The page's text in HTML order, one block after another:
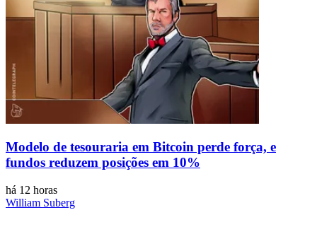
Modelo de tesouraria em Bitcoin perde força, e
fundos reduzem posições em 10%
há 12 horas
William Suberg